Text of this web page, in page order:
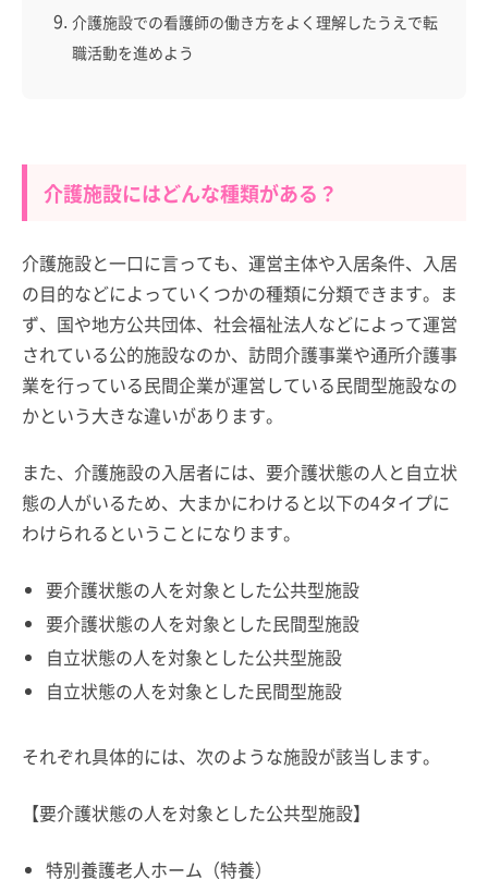
介護施設での看護師の働き方をよく理解したうえで転
職活動を進めよう
介護施設にはどんな種類がある？
介護施設と一口に言っても、運営主体や入居条件、入居
の目的などによっていくつかの種類に分類できます。ま
ず、国や地方公共団体、社会福祉法人などによって運営
されている公的施設なのか、訪問介護事業や通所介護事
業を行っている民間企業が運営している民間型施設なの
かという大きな違いがあります。
また、介護施設の入居者には、要介護状態の人と自立状
態の人がいるため、大まかにわけると以下の4タイプに
わけられるということになります。
要介護状態の人を対象とした公共型施設
要介護状態の人を対象とした民間型施設
自立状態の人を対象とした公共型施設
自立状態の人を対象とした民間型施設
それぞれ具体的には、次のような施設が該当します。
【要介護状態の人を対象とした公共型施設】
特別養護老人ホーム（特養）